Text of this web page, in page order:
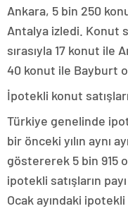
Ankara, 5 bin 250
Antalya izledi. Konut
sırasıyla 17 konut ile
40 konut ile Bayburt
İpotekli konut
Türkiye genelinde
bir önceki yılın aynı
göstererek 5 bin 915
ipotekli satışların
Ocak ayındaki ipotekli